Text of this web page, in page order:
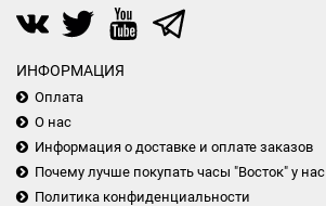
ИНФОРМАЦИЯ
Оплата
О нас
Информация о доставке и оплате заказов
Почему лучше покупать часы "Восток" у нас
Политика конфиденциальности